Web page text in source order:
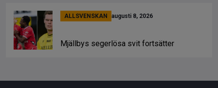
ALLSVENSKAN augusti 8, 2026
Mjällbys segerlösa svit fortsätter